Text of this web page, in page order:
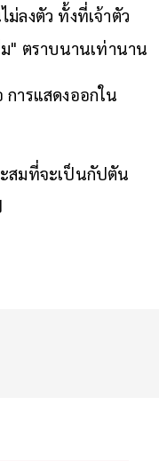
ม่ลงตัว ทั้งที่เจ้าตัว
" ตราบนานเท่านาน
ารแสดงออกใน
สมที่จะเป็นกัปตัน